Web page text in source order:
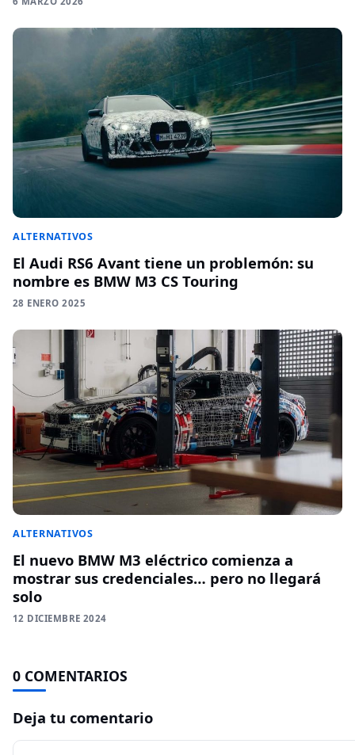
ALTERNATIVOS
El Audi RS6 Avant tiene un problemón: su
nombre es BMW M3 CS Touring
28 ENERO 2025
ALTERNATIVOS
El nuevo BMW M3 eléctrico comienza a
mostrar sus credenciales… pero no llegará
solo
12 DICIEMBRE 2024
0 COMENTARIOS
Deja tu comentario
Comentario